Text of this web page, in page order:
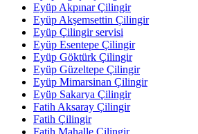
Eyüp Akpınar Çilingir
Eyüp Akşemsettin Çilingir
Eyüp Çilingir servisi
Eyüp Esentepe Çilingir
Eyüp Göktürk Çilingir
Eyüp Güzeltepe Çilingir
Eyüp Mimarsinan Çilingir
Eyüp Sakarya Çilingir
Fatih Aksaray Çilingir
Fatih Çilingir
Fatih Mahalle Çilingir